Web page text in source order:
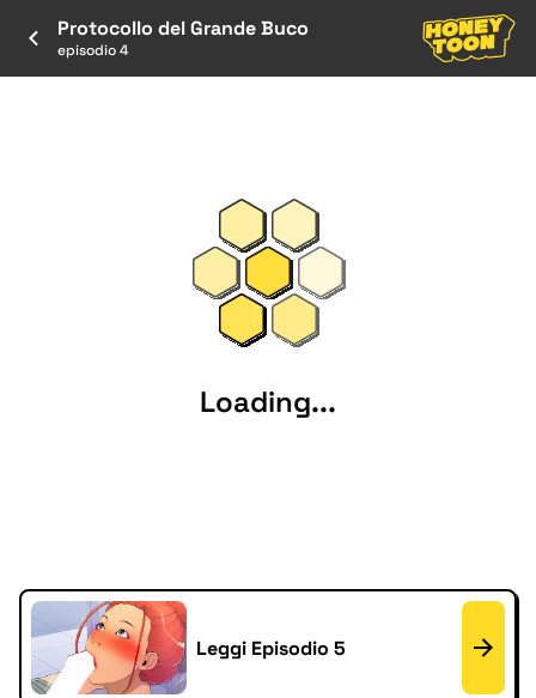
Protocollo del Grande Buco
episodio 4
Loading...
Leggi Episodio 5